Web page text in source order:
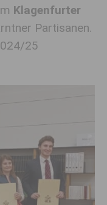
Klagenfurter
Partisanen.
25